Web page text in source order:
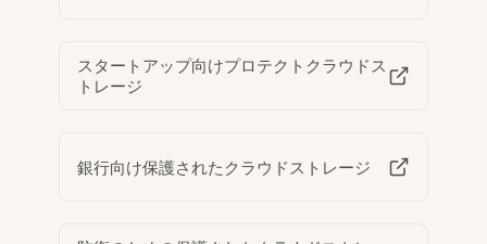
スタートアップ向けプロテクトクラウドス
トレージ
銀行向け保護されたクラウドストレージ